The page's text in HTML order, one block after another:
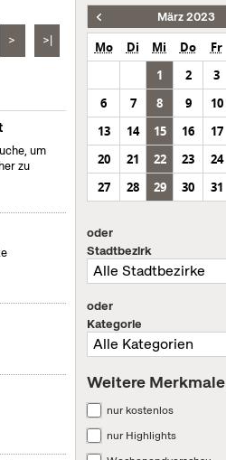
> >|
um
zu
März 2023
Mo Di Mi Do Fr
1
2 3
6
7 8 9 10
13
14 15 16 17
20
21 22 23 24
27
28 29 30 31
oder
Stadtbezirk
oder
Kategorie
Weitere Merkmale
nur kostenlos
nur Highlights